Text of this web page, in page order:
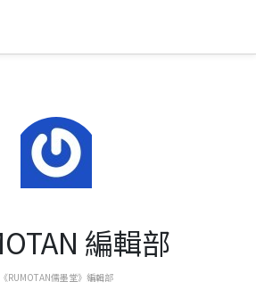
編輯部
《RUMOTAN儒墨堂》編輯部